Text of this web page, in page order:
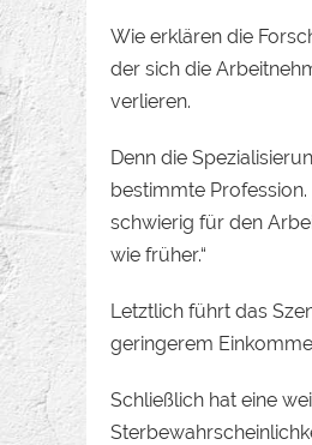
Wie erklären die
der sich die
verlieren.
Denn die
bestimmte
schwierig für den
wie früher.“
Letztlich führt das
geringerem
Schließlich hat eine